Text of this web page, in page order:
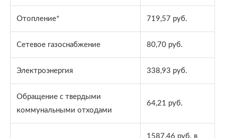
Отопление* 719,57 руб.
Сетевое газоснабжение 80,70 руб.
Электроэнергия 338,93 руб.
Обращение с твердыми
коммунальными отходами
64,21 руб.
1587,46 руб. в